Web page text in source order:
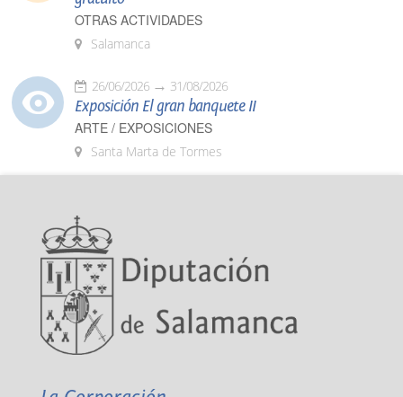
OTRAS ACTIVIDADES
Salamanca
26/06/2026 31/08/2026
Exposición El gran banquete II
ARTE / EXPOSICIONES
Santa Marta de Tormes